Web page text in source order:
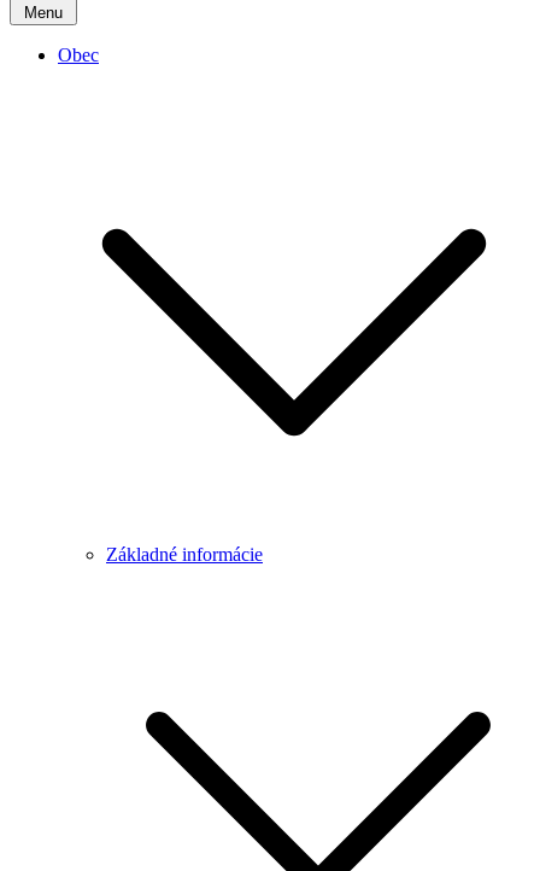
Menu
Obec
Základné informácie